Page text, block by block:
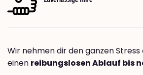
Wir nehmen dir den ganzen
einen reibungslosen Ablauf bis